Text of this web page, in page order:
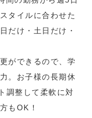
タイルに合わせた
だけ・土日だけ・
ができるので、学
。お子様の長期休
調整して柔軟に対
もOK！